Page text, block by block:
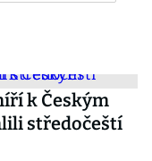
k Českým
středočeští